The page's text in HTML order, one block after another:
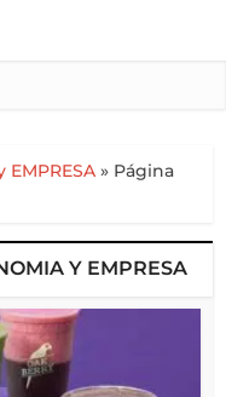
EMPRESA » Página
Y EMPRESA